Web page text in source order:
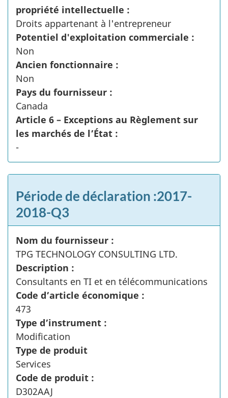
propriété intellectuelle :
Droits appartenant à l'entrepreneur
Potentiel d'exploitation commerciale :
Non
Ancien fonctionnaire :
Non
Pays du fournisseur :
Canada
Article 6 – Exceptions au Règlement sur
les marchés de l’État :
-
Période de déclaration :2017-
2018-Q3
Nom du fournisseur :
TPG TECHNOLOGY CONSULTING LTD.
Description :
Consultants en TI et en télécommunications
Code d’article économique :
473
Type d’instrument :
Modification
Type de produit
Services
Code de produit :
D302AAJ